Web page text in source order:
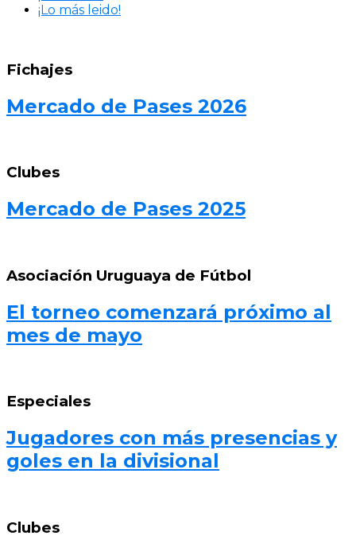
¡Lo más leido!
Fichajes
Mercado de Pases 2026
Clubes
Mercado de Pases 2025
Asociación Uruguaya de Fútbol
El torneo comenzará próximo al
mes de mayo
Especiales
Jugadores con más presencias y
goles en la divisional
Clubes